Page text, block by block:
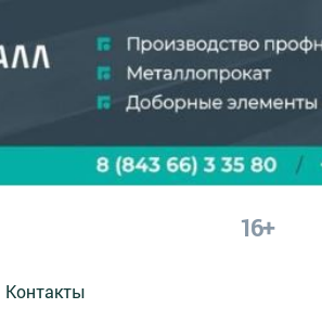
16+
Контакты